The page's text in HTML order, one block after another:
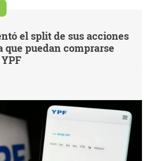
el split de sus acciones
que puedan comprarse